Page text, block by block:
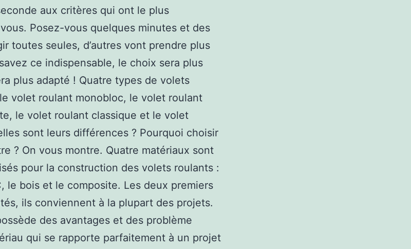
aux critères qui ont le plus
Posez-vous quelques minutes et des
toutes seules, d’autres vont prendre plus
ce indispensable, le choix sera plus
plus adapté ! Quatre types de volets
volet roulant monobloc, le volet roulant
le volet roulant classique et le volet
sont leurs différences ? Pourquoi choisir
? On vous montre. Quatre matériaux sont
pour la construction des volets roulants :
le bois et le composite. Les deux premiers
ils conviennent à la plupart des projets.
des avantages et des problème
qui se rapporte parfaitement à un projet